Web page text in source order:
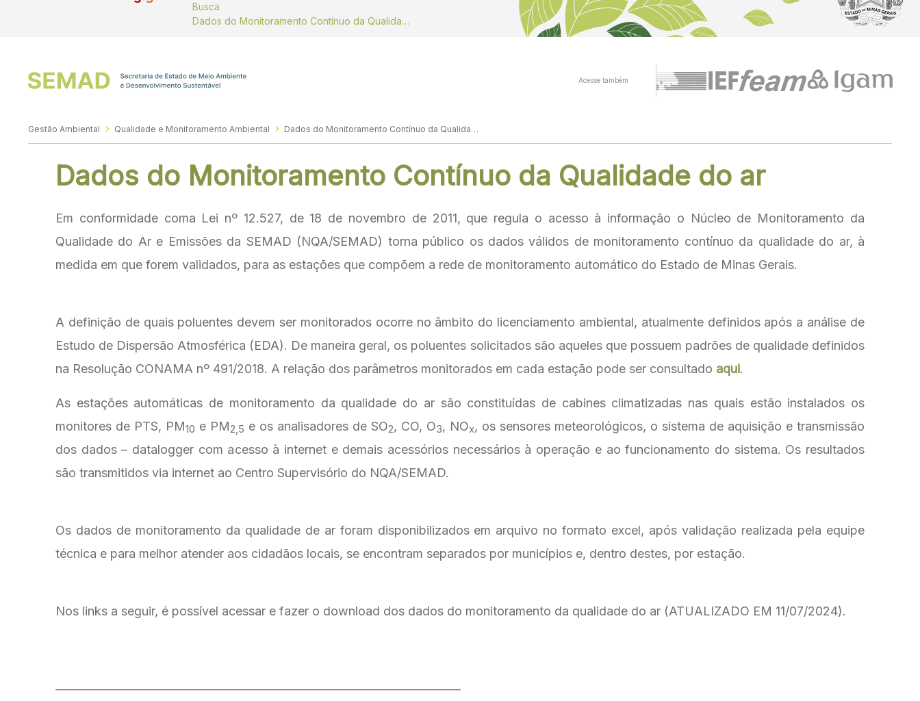
Busca
Dados do Monitoramento Contínuo da Qualidade do ar
Acesse também
Gestão Ambiental Qualidade e Monitoramento Ambiental Dados do Monitoramento Contínuo da Qualidade do ar
Dados do Monitoramento Contínuo da Qualidade do ar
Em conformidade coma Lei nº 12.527, de 18 de novembro de 2011, que regula o acesso à informação o Núcleo de Monitoramento da
Qualidade do Ar e Emissões da SEMAD (NQA/SEMAD) torna público os dados válidos de monitoramento contínuo da qualidade do ar, à
medida em que forem validados, para as estações que compõem a rede de monitoramento automático do Estado de Minas Gerais.
A definição de quais poluentes devem ser monitorados ocorre no âmbito do licenciamento ambiental, atualmente definidos após a análise de
Estudo de Dispersão Atmosférica (EDA). De maneira geral, os poluentes solicitados são aqueles que possuem padrões de qualidade definidos
na Resolução CONAMA nº 491/2018. A relação dos parâmetros monitorados em cada estação pode ser consultado aqui.
As estações automáticas de monitoramento da qualidade do ar são constituídas de cabines climatizadas nas quais estão instalados os
monitores de PTS, PM10 e PM2,5 e os analisadores de SO2, CO, O3, NOx, os sensores meteorológicos, o sistema de aquisição e transmissão
dos dados – datalogger com acesso à internet e demais acessórios necessários à operação e ao funcionamento do sistema. Os resultados
são transmitidos via internet ao Centro Supervisório do NQA/SEMAD.
Os dados de monitoramento da qualidade de ar foram disponibilizados em arquivo no formato excel, após validação realizada pela equipe
técnica e para melhor atender aos cidadãos locais, se encontram separados por municípios e, dentro destes, por estação.
Nos links a seguir, é possível acessar e fazer o download dos dados do monitoramento da qualidade do ar (ATUALIZADO EM 11/07/2024).